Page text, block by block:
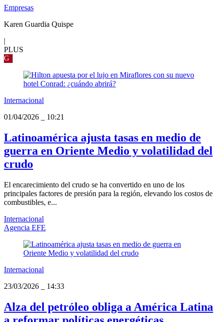
Empresas
Karen Guardia Quispe
|
PLUS
G
Internacional
01/04/2026
10:21
Latinoamérica ajusta tasas en medio de
guerra en Oriente Medio y volatilidad del
crudo
El encarecimiento del crudo se ha convertido en uno de los
principales factores de presión para la región, elevando los costos de
combustibles, e...
Internacional
Agencia EFE
Internacional
23/03/2026
14:33
Alza del petróleo obliga a América Latina